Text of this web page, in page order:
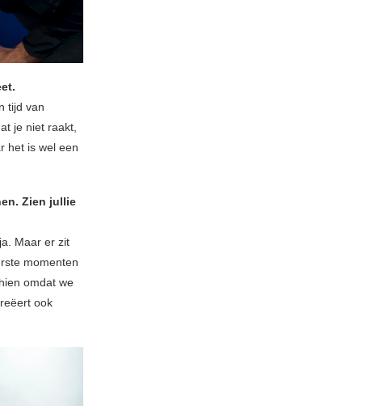
tijd van
je niet raakt,
het is wel een
Zien jullie
Maar er zit
momenten
omdat we
ook